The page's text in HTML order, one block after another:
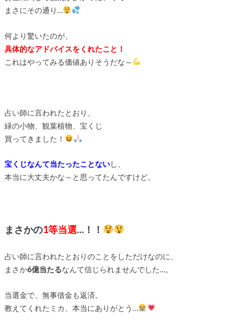
まさにその通り…
何より驚いたのが、
具体的なアドバイスをくれたこと！
これはやってみる価値ありそうだな～
占い師に言われたとおり、
緑の小物、観葉植物、宝くじ
買ってきました！
宝くじなんて当たったことないし、
本当に大丈夫かな～と思ってたんですけど。
まさかの1等当選…！！
占い師に言われたとおりのことをしただけなのに、
まさか6億当たるなんて信じられませんでした…。
当選金で、無事借金も返済。
教えてくれたミカ、本当にありがとう…